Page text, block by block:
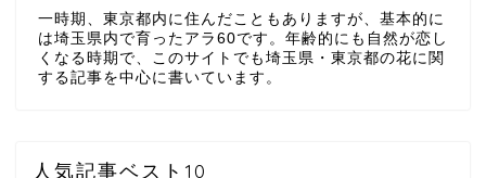
一時期、東京都内に住んだこともありますが、基本的に
は埼玉県内で育ったアラ60です。年齢的にも自然が恋し
くなる時期で、このサイトでも埼玉県・東京都の花に関
する記事を中心に書いています。
人気記事ベスト10